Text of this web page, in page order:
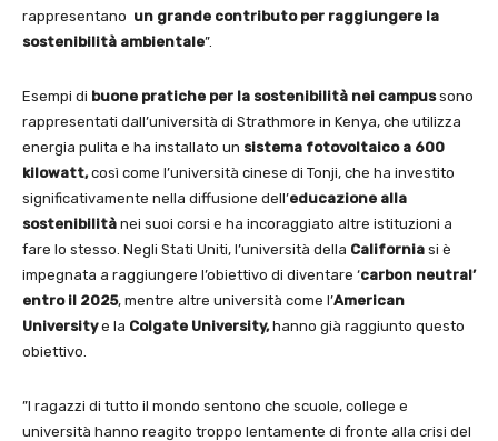
rappresentano un grande contributo per raggiungere la
sostenibilità ambientale”.
Esempi di buone pratiche per la sostenibilità nei campussono
rappresentati dall’università di Strathmore in Kenya, che utilizza
energia pulita e ha installato un sistema fotovoltaico a 600
kilowatt,così come l’università cinese di Tonji, che ha investito
significativamente nella diffusione dell’educazione alla
sostenibilità nei suoi corsi e ha incoraggiato altre istituzioni a
fare lo stesso. Negli Stati Uniti, l’università della California si è
impegnata a raggiungere l’obiettivo di diventare ‘carbon neutral’
entro il 2025, mentre altre università come l’American
Universitye la Colgate University,hanno già raggiunto questo
obiettivo.
”I ragazzi di tutto il mondo sentono che scuole, college e
università hanno reagito troppo lentamente di fronte alla crisi del